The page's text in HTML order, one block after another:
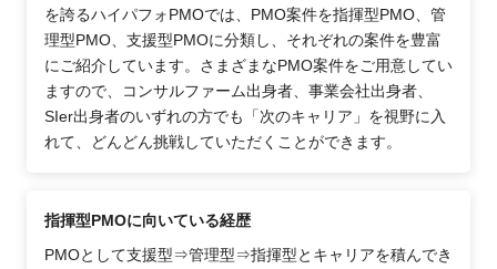
を誇るハイパフォPMOでは、PMO案件を指揮型PMO、管
理型PMO、支援型PMOに分類し、それぞれの案件を豊富
にご紹介しています。さまざまなPMO案件をご用意してい
ますので、コンサルファーム出身者、事業会社出身者、
SIer出身者のいずれの方でも「次のキャリア」を視野に入
れて、どんどん挑戦していただくことができます。
指揮型PMOに向いている経歴
PMOとして支援型⇒管理型⇒指揮型とキャリアを積んでき